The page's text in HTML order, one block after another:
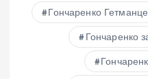
Гончаренко
Гончаренко